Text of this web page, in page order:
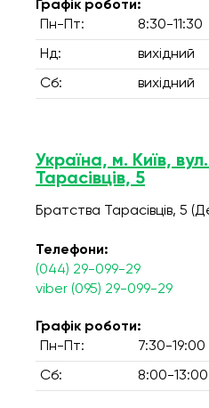
Графік роботи:
Пн-Пт:
8:30-11:30
Нд: вихідний
Сб: вихідний
Україна, м. Київ,
Тарасівців, 5
Братства Тарасівців, 5
Телефони:
(044) 29-099-29
viber (095) 29-099-29
Графік роботи:
Пн-Пт:
7:30-19:00
Сб: 8:00-13:00